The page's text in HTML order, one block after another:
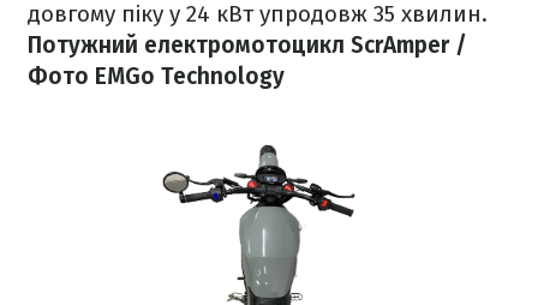
довгому піку у 24 кВт упродовж 35 хвилин.
Потужний електромотоцикл ScrAmper /
Фото EMGo Technology